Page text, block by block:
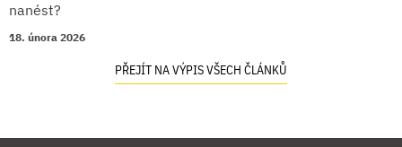
nanést?
18. února 2026
PŘEJÍT NA VÝPIS VŠECH ČLÁNKŮ